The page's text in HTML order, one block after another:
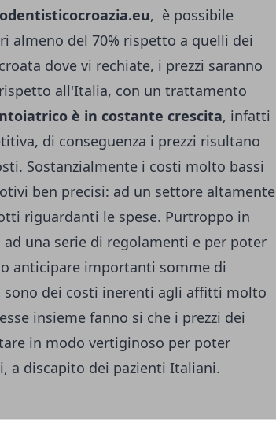
, è possibile
almeno del 70% rispetto a quelli dei
dove vi rechiate, i prezzi saranno
all'Italia, con un trattamento
è in costante crescita, infatti
di conseguenza i prezzi risultano
Sostanzialmente i costi molto bassi
ben precisi: ad un settore altamente
riguardanti le spese. Purtroppo in
una serie di regolamenti e per poter
anticipare importanti somme di
sono dei costi inerenti agli affitti molto
insieme fanno si che i prezzi dei
in modo vertiginoso per poter
a discapito dei pazienti Italiani.